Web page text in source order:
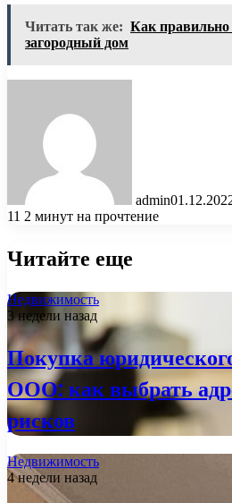
Читать так же: Как
загородный дом
admin
11 2 минут на прочтение
Читайте еще
Недвижимость
3 недели назад
Покупка
ООО: как выбрать
рисков
Недвижимость
4 недели назад